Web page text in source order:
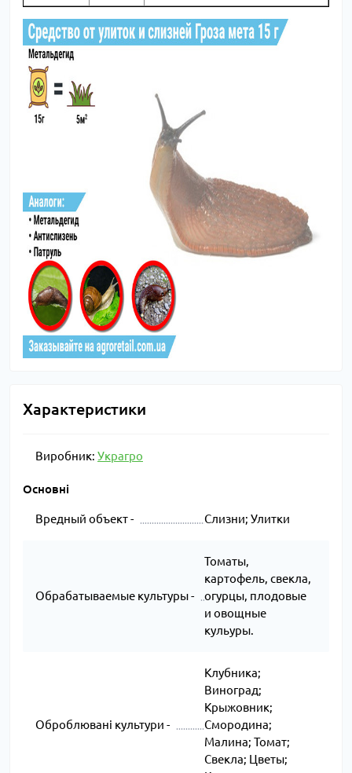
Характеристики
Виробник: Украгро
Основні
Вредный объект - Слизни; Улитки
Обрабатываемые культуры -
Томаты,
картофель, свекла,
огурцы, плодовые
и овощные
кульуры.
Оброблювані культури -
Клубника;
Виноград;
Крыжовник;
Смородина;
Малина; Томат;
Свекла; Цветы;